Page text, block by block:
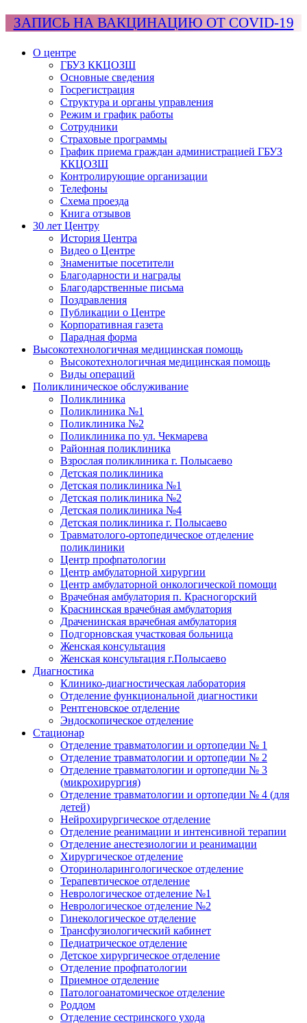
ЗАПИСЬ НА ВАКЦИНАЦИЮ ОТ COVID-19
О центре
ГБУЗ ККЦОЗШ
Основные сведения
Госрегистрация
Структура и органы управления
Режим и график работы
Сотрудники
Страховые программы
График приема граждан администрацией ГБУЗ
ККЦОЗШ
Контролирующие организации
Телефоны
Схема проезда
Книга отзывов
30 лет Центру
История Центра
Видео о Центре
Знаменитые посетители
Благодарности и награды
Благодарственные письма
Поздравления
Публикации о Центре
Корпоративная газета
Парадная форма
Высокотехнологичная медицинская помощь
Высокотехнологичная медицинская помощь
Виды операций
Поликлиническое обслуживание
Поликлиника
Поликлиника №1
Поликлиника №2
Поликлиника по ул. Чекмарева
Районная поликлиника
Взрослая поликлиника г. Полысаево
Детская поликлиника
Детская поликлиника №1
Детская поликлиника №2
Детская поликлиника №4
Детская поликлиника г. Полысаево
Травматолого-ортопедическое отделение
поликлиники
Центр профпатологии
Центр амбулаторной хирургии
Центр амбулаторной онкологической помощи
Врачебная амбулатория п. Красногорский
Краснинская врачебная амбулатория
Драченинская врачебная амбулатория
Подгорновская участковая больница
Женская консультация
Женская консультация г.Полысаево
Диагностика
Клинико-диагностическая лаборатория
Отделение функциональной диагностики
Рентгеновское отделение
Эндоскопическое отделение
Стационар
Отделение травматологии и ортопедии № 1
Отделение травматологии и ортопедии № 2
Отделение травматологии и ортопедии № 3
(микрохирургия)
Отделение травматологии и ортопедии № 4 (для
детей)
Нейрохирургическое отделение
Отделение реанимации и интенсивной терапии
Отделение анестезиологии и реанимации
Хирургическое отделение
Оториноларингологическое отделение
Терапевтическое отделение
Неврологическое отделение №1
Неврологическое отделение №2
Гинекологическое отделение
Трансфузиологический кабинет
Педиатрическое отделение
Детское хирургическое отделение
Отделение профпатологии
Приемное отделение
Патологоанатомическое отделение
Роддом
Отделение сестринского ухода